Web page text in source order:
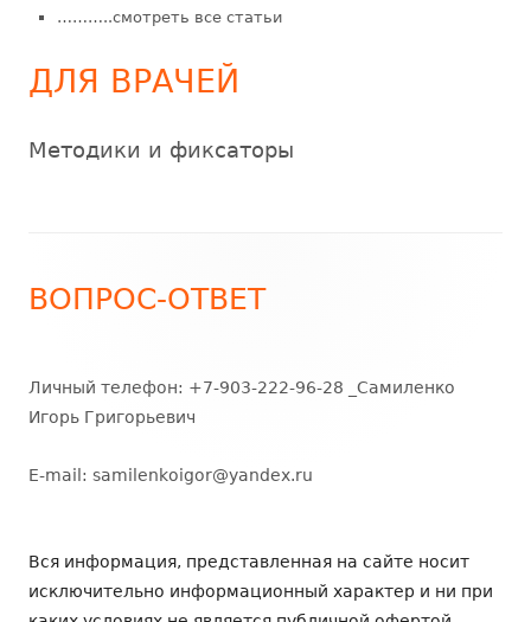
………..смотреть все статьи
ДЛЯ ВРАЧЕЙ
Методики и фиксаторы
ВОПРОС-ОТВЕТ
Личный телефон: +7-903-222-96-28 _Самиленко
Игорь Григорьевич
E-mail: samilenkoigor@yandex.ru
Вся информация, представленная на сайте носит
исключительно информационный характер и ни при